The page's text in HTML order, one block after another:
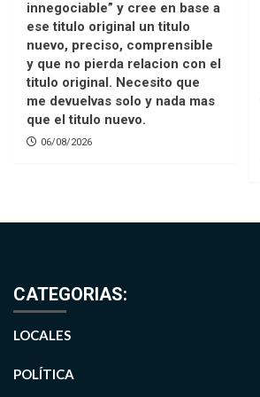
innegociable” y cree en base a
ese titulo original un titulo
nuevo, preciso, comprensible
y que no pierda relacion con el
titulo original. Necesito que
me devuelvas solo y nada mas
que el titulo nuevo.
06/08/2026
CATEGORIAS:
LOCALES
POLÍTICA